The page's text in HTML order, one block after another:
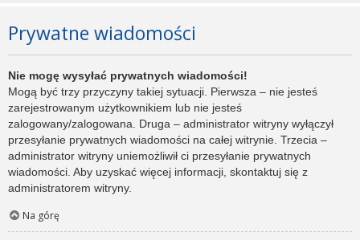
Prywatne wiadomości
Nie mogę wysyłać prywatnych wiadomości!
Mogą być trzy przyczyny takiej sytuacji. Pierwsza – nie jesteś
zarejestrowanym użytkownikiem lub nie jesteś
zalogowany/zalogowana. Druga – administrator witryny wyłączył
przesyłanie prywatnych wiadomości na całej witrynie. Trzecia –
administrator witryny uniemożliwił ci przesyłanie prywatnych
wiadomości. Aby uzyskać więcej informacji, skontaktuj się z
administratorem witryny.
Na górę